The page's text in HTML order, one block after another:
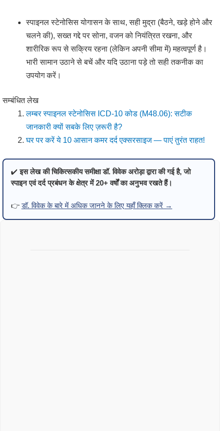
स्पाइनल स्टेनोसिस योगासन के साथ, सही मुद्रा (बैठने, खड़े होने और
चलने की), सख्त गद्दे पर सोना, वजन को नियंत्रित रखना, और
शारीरिक रूप से सक्रिय रहना (लेकिन अपनी सीमा में) महत्वपूर्ण है।
भारी सामान उठाने से बचें और यदि उठाना पड़े तो सही तकनीक का
उपयोग करें।
सम्बंधित लेख
लम्बर स्पाइनल स्टेनोसिस ICD-10 कोड (M48.06): सटीक
जानकारी क्यों सबके लिए ज़रूरी है?
घर पर करें ये 10 आसान कमर दर्द एक्सरसाइज — पाएं तुरंत राहत!
✔️इस लेख की चिकित्सकीय समीक्षा डॉ. विवेक अरोड़ा द्वारा की गई है, जो
स्पाइन एवं दर्द प्रबंधन के क्षेत्र में 20+ वर्षों का अनुभव रखते हैं।
👉डॉ. विवेक के बारे में अधिक जानने के लिए यहाँ क्लिक करें →